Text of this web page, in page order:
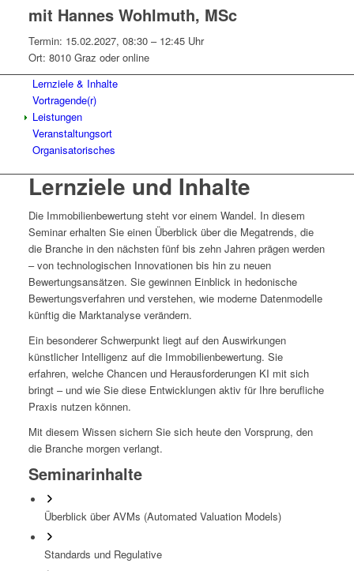
mit Hannes Wohlmuth, MSc
Termin: 15.02.2027, 08:30 – 12:45 Uhr
Ort: 8010 Graz oder online
Lernziele & Inhalte
Vortragende(r)
Leistungen
Veranstaltungsort
Organisatorisches
Lernziele und Inhalte
Die Immobilienbewertung steht vor einem Wandel. In diesem
Seminar erhalten Sie einen Überblick über die Megatrends, die
die Branche in den nächsten fünf bis zehn Jahren prägen werden
– von technologischen Innovationen bis hin zu neuen
Bewertungsansätzen. Sie gewinnen Einblick in hedonische
Bewertungsverfahren und verstehen, wie moderne Datenmodelle
künftig die Marktanalyse verändern.
Ein besonderer Schwerpunkt liegt auf den Auswirkungen
künstlicher Intelligenz auf die Immobilienbewertung. Sie
erfahren, welche Chancen und Herausforderungen KI mit sich
bringt – und wie Sie diese Entwicklungen aktiv für Ihre berufliche
Praxis nutzen können.
Mit diesem Wissen sichern Sie sich heute den Vorsprung, den
die Branche morgen verlangt.
Seminarinhalte
Überblick über AVMs (Automated Valuation Models)
Standards und Regulative